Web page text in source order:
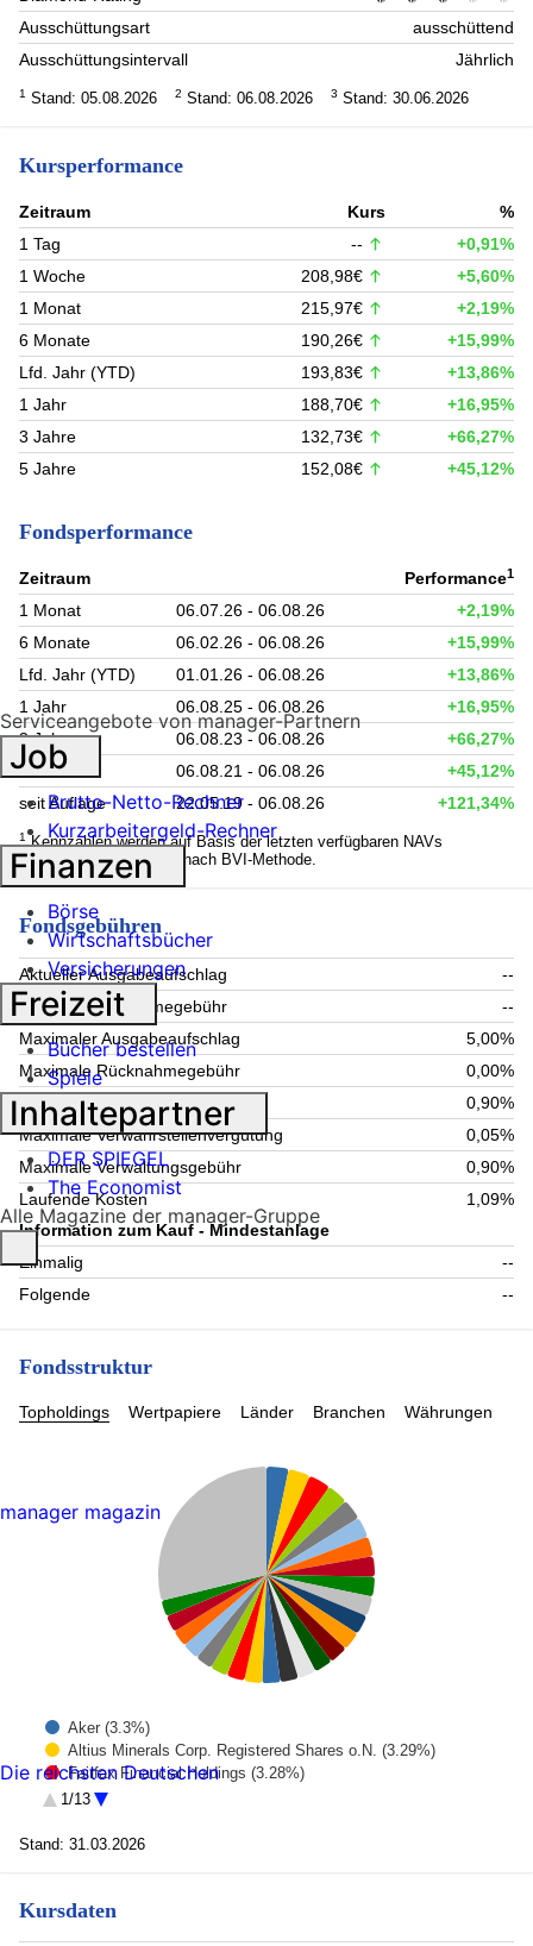
Ausschüttungsart
ausschüttend
Ausschüttungsintervall
Jährlich
1 Stand: 05.08.2026 2 Stand: 06.08.2026 3 Stand: 30.06.2026
Kursperformance
Zeitraum Kurs
%
1 Tag
--
+0,91%
1 Woche
208,98€
+5,60%
1 Monat
215,97€
+2,19%
6 Monate
190,26€
+15,99%
Lfd. Jahr (YTD)
193,83€
+13,86%
1 Jahr
188,70€
+16,95%
3 Jahre
132,73€
+66,27%
5 Jahre
152,08€ +45,12%
Fondsperformance
Zeitraum Performance1
1 Monat 06.07.26 - 06.08.26
+2,19%
6 Monate
06.02.26 - 06.08.26
+15,99%
Lfd. Jahr (YTD)
01.01.26 - 06.08.26
+13,86%
1 Jahr
06.08.25 - 06.08.26
+16,95%
3 Jahre
06.08.23 - 06.08.26
+66,27%
5 Jahre
06.08.21 - 06.08.26
+45,12%
seit Auflage
22.05.19 - 06.08.26 +121,34%
1Kennzahlen werden auf Basis der letzten verfügbaren NAVs
berechnet. Berechnung nach BVI-Methode.
Fondsgebühren
Aktueller Ausgabeaufschlag
--
Aktuelle Rücknahmegebühr
--
Maximaler Ausgabeaufschlag
5,00%
Maximale Rücknahmegebühr
0,00%
Aktuelle Verwaltungsgebühr
0,90%
Maximale Verwahrstellenvergütung
0,05%
Maximale Verwaltungsgebühr
0,90%
Laufende Kosten
1,09%
Information zum Kauf - Mindestanlage
Einmalig
--
Folgende
--
Fondsstruktur
Topholdings Wertpapiere Länder Branchen Währungen
Aker (3.3%)
Altius Minerals Corp. Registered Shares o.N. (3.29%)
Fairfax Financial Holdings (3.28%)
Diploma PLC (3.17%)
Halma PLC (3.06%)
INVESTOR AB-B SHS (2.99%)
1/13
Stand: 31.03.2026
Kursdaten
Serviceangebote von manager-Partnern
Job
Brutto-Netto-Rechner
Kurzarbeitergeld-Rechner
Finanzen
Börse
Wirtschaftsbücher
Versicherungen
Freizeit
Bücher bestellen
Spiele
Inhaltepartner
DER SPIEGEL
The Economist
Alle Magazine der manager-Gruppe
manager magazin
Die reichsten Deutschen